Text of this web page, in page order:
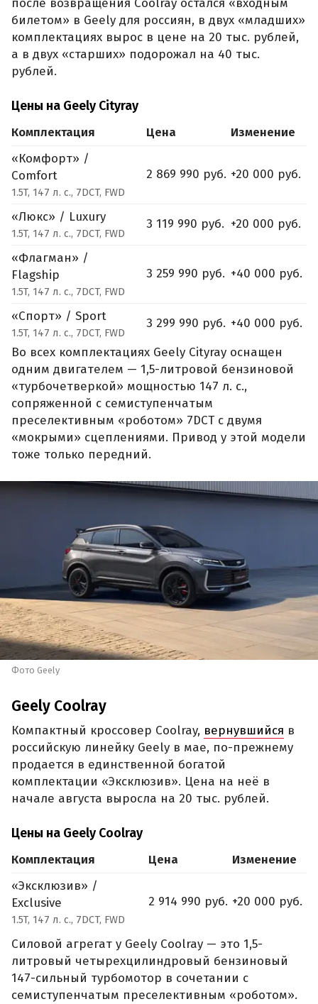
после возвращения Coolray остался «входным
билетом» в Geely для россиян, в двух «младших»
комплектациях вырос в цене на 20 тыс. рублей,
а в двух «старших» подорожал на 40 тыс.
рублей.
Цены на Geely Cityray
Комплектация Цена
Изменение
«Комфорт» /
Comfort
1.5T, 147 л. с., 7DCT, FWD
2 869 990 руб. +20 000 руб.
«Люкс» / Luxury
1.5T, 147 л. с., 7DCT, FWD
3 119 990 руб. +20 000 руб.
«Флагман» /
Flagship
1.5T, 147 л. с., 7DCT, FWD
3 259 990 руб. +40 000 руб.
«Спорт» / Sport
1.5T, 147 л. с., 7DCT, FWD
3 299 990 руб. +40 000 руб.
Во всех комплектациях Geely Cityray оснащен
одним двигателем — 1,5-литровой бензиновой
«турбочетверкой» мощностью 147 л. с.,
сопряженной с семиступенчатым
преселективным «роботом» 7DCT с двумя
«мокрыми» сцеплениями. Привод у этой модели
тоже только передний.
Фото Geely
Geely Coolray
Компактный кроссовер Coolray, вернувшийся в
российскую линейку Geely в мае, по-прежнему
продается в единственной богатой
комплектации «Эксклюзив». Цена на неё в
начале августа выросла на 20 тыс. рублей.
Цены на Geely Coolray
Комплектация Цена
Изменение
«Эксклюзив» /
Exclusive
1.5T, 147 л. с., 7DCT, FWD
2 914 990 руб. +20 000 руб.
Силовой агрегат у Geely Coolray — это 1,5-
литровый четырехцилиндровый бензиновый
147-сильный турбомотор в сочетании с
семиступенчатым преселективным «роботом».